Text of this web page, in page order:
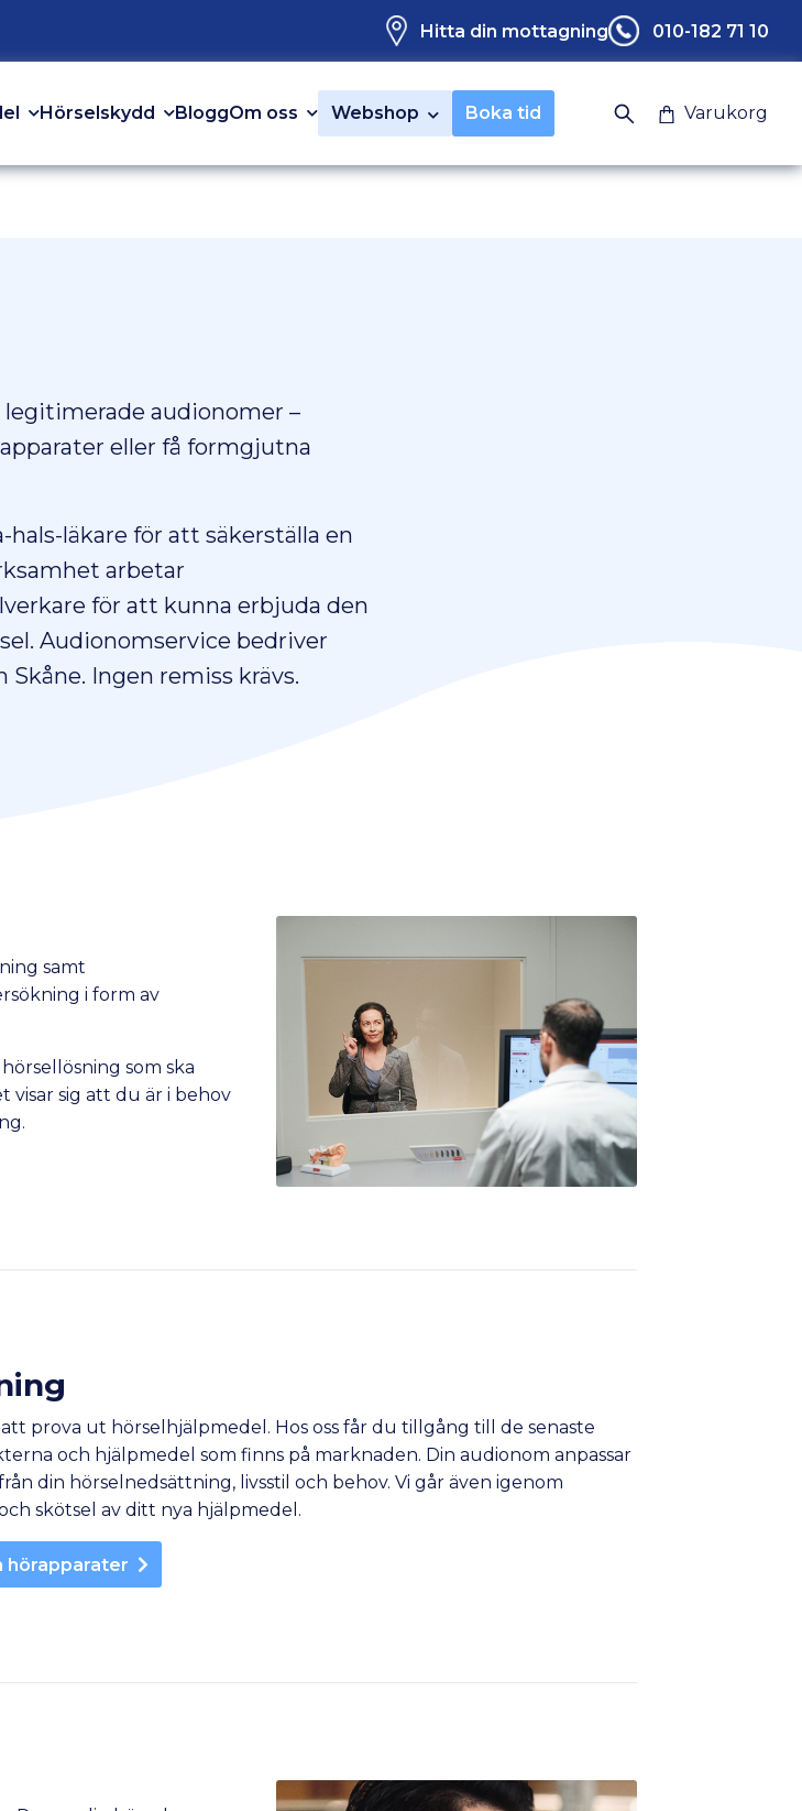
Hitta din mottagning 010-182 71 10
Hörselskydd BloggOm oss Webshop Boka tid Varukorg
legitimerade audionomer –
eller få formgjutna
läkare för att säkerställa en
arbetar
för att kunna erbjuda den
Audionomservice bedriver
Ingen remiss krävs.
samt
i form av
som ska
visar sig att du är i behov
prova ut hörselhjälpmedel. Hos oss får du tillgång till de senaste
och hjälpmedel som finns på marknaden. Din audionom anpassar
din hörselnedsättning, livsstil och behov. Vi går även igenom
skötsel av ditt nya hjälpmedel.
hörapparater